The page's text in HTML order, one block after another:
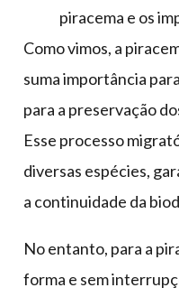
piracema e os
Como vimos, a
suma importância
para a preservação
Esse processo
diversas espécies,
a continuidade da
No entanto, para a
forma e sem